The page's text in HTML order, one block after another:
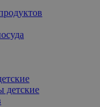
детские